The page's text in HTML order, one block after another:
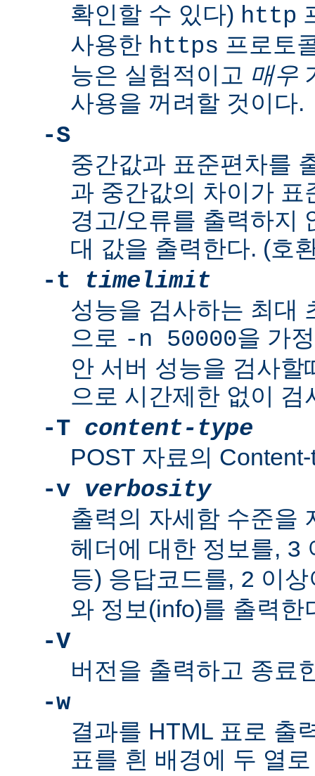
확인할 수 있다) http
사용한 https 프로토
능은 실험적이고 매우
사용을 꺼려할 것이다.
-S
중간값과 표준편차를
과 중간값의 차이가
경고/오류를 출력하지
대 값을 출력한다. (호
-t
timelimit
성능을 검사하는 최대
으로 -n 50000을 가
안 서버 성능을 검사
으로 시간제한 없이 검
-T content-type
POST 자료의
-v verbosity
출력의 자세함 수준을
헤더에 대한 정보를, 3
등) 응답코드를, 2 이
와 정보(info)를 출력한
-V
버전을 출력하고 종료
-w
결과를 HTML 표로 출
표를 흰 배경에 두 열